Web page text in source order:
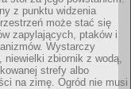
z punktu widzenia
może stać się
zapylających, ptaków i
Wystarczy
niewielki zbiornik z wodą,
strefy albo
na zimę. Ogród nie musi